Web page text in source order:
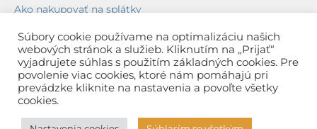
Ako nakupovať na splátky
Ochrana osobných údajov
Reklamačný poriadok
Spôsob a cena dopravy
Súbory cookie používame na optimalizáciu našich
webových stránok a služieb. Kliknutím na „Prijať“
vyjadrujete súhlas s použitím základných cookies. Pre
povolenie viac cookies, ktoré nám pomáhajú pri
prevádzke kliknite na nastavenia a povoľte všetky
cookies.